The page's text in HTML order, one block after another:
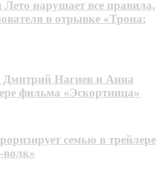
нарушает все правила,
в отрывке «Трона:
Нагиев и Анна
фильма «Эскортница»
семью в трейлере
волк»